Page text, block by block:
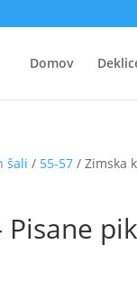
Domov
šali / 55-57 / Zimska